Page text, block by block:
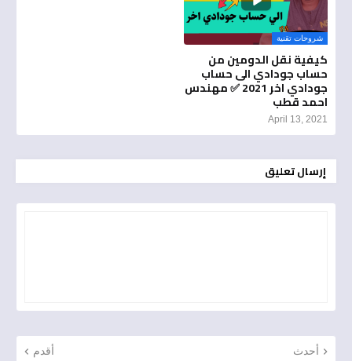
شروحات تقنية
كيفية نقل الدومين من
حساب جودادي الى حساب
جودادي اخر 2021 ✅ مهندس
احمد قطب
April 13, 2021
إرسال تعليق
أحدث أقدم